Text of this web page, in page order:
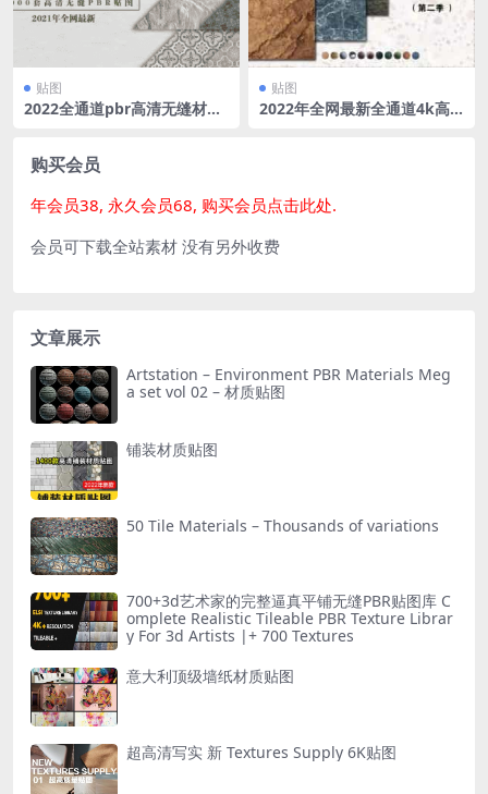
贴图
2022全通道pbr高清无缝材质
贴图
2022年全网最新全通道4k高
购买会员
年会员38, 永久会员68, 购买会员点击此处.
会员可下载全站素材 没有另外收费
文章展示
Artstation – Environment PBR Materials Meg
a set vol 02 – 材质贴图
铺装材质贴图
50 Tile Materials – Thousands of variations
700+3d艺术家的完整逼真平铺无缝PBR贴图库 C
omplete Realistic Tileable PBR Texture Librar
y For 3d Artists |+ 700 Textures
意大利顶级墙纸材质贴图
超高清写实 新 Textures Supply 6K贴图